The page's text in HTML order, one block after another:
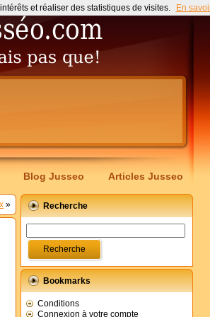
Blog Jusseo Articles Jusseo
» Recherche
Bookmarks
Conditions
Connexion à votre compte
et réaliser des statistiques de visites. En